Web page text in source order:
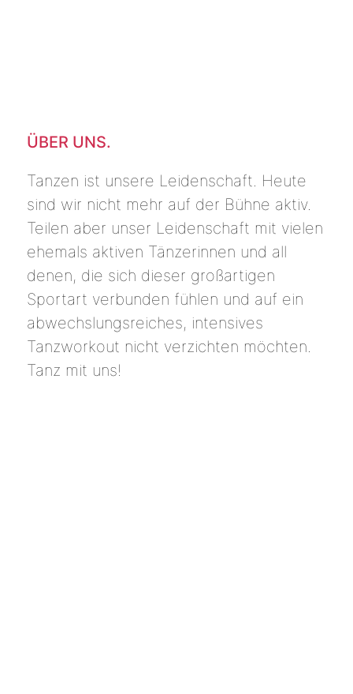
ÜBER UNS.
Tanzen ist unsere Leidenschaft. Heute
sind wir nicht mehr auf der Bühne aktiv.
Teilen aber unser Leidenschaft mit vielen
ehemals aktiven Tänzerinnen und all
denen, die sich dieser großartigen
Sportart verbunden fühlen und auf ein
abwechslungsreiches, intensives
Tanzworkout nicht verzichten möchten.
Tanz mit uns!